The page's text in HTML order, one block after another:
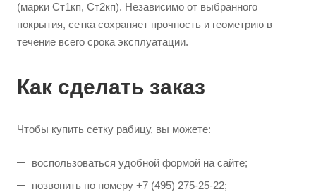
(марки Ст1кп, Ст2кп). Независимо от выбранного
покрытия, сетка сохраняет прочность и геометрию в
течение всего срока эксплуатации.
Как сделать заказ
Чтобы купить сетку рабицу, вы можете:
воспользоваться удобной формой на сайте;
позвонить по номеру +7 (495) 275-25-22;